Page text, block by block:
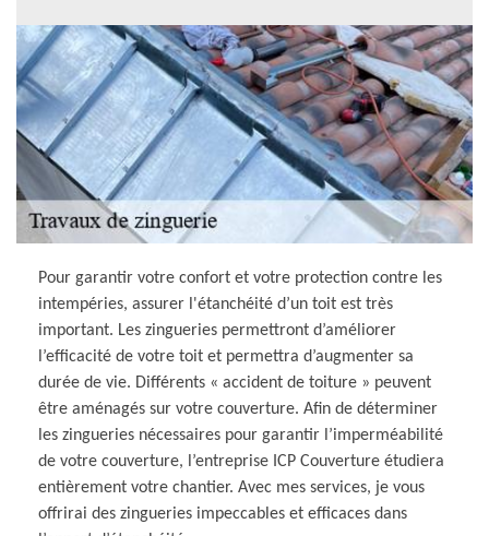
Pour garantir votre confort et votre protection contre les
intempéries, assurer l'étanchéité d’un toit est très
important. Les zingueries permettront d’améliorer
l’efficacité de votre toit et permettra d’augmenter sa
durée de vie. Différents « accident de toiture » peuvent
être aménagés sur votre couverture. Afin de déterminer
les zingueries nécessaires pour garantir l’imperméabilité
de votre couverture, l’entreprise ICP Couverture étudiera
entièrement votre chantier. Avec mes services, je vous
offrirai des zingueries impeccables et efficaces dans